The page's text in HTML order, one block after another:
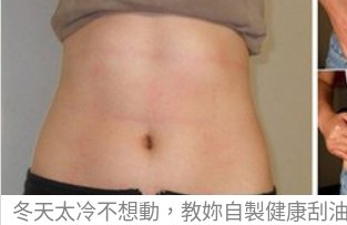
冬天太冷不想動，教妳自製健康刮